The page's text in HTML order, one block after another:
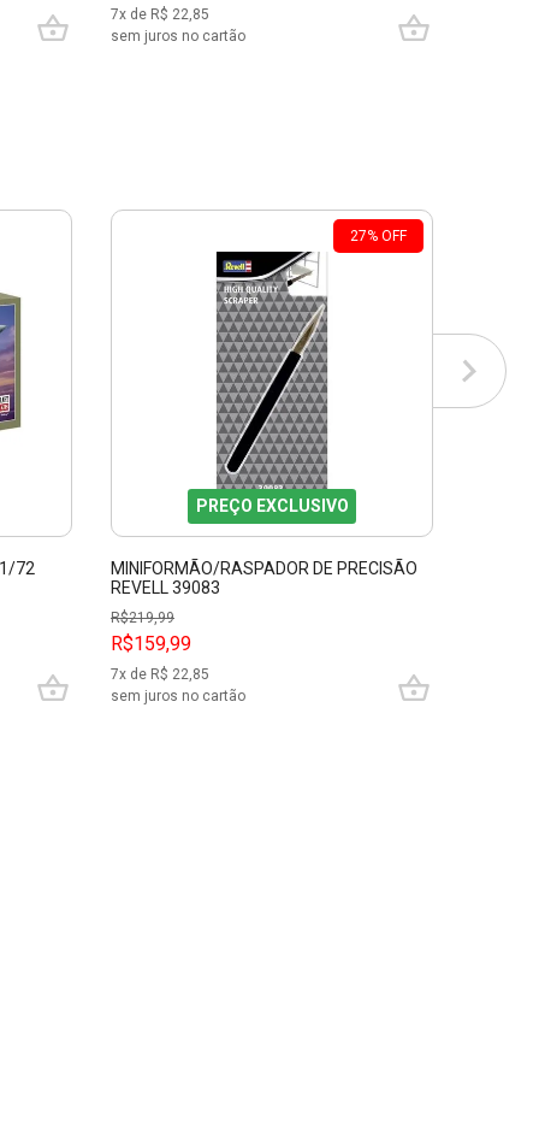
7x de R$ 22,85
sem juros no cartão
72
27% OFF
PREÇO EXCLUSIVO
MINIFORMÃO/RASPADOR DE PRECISÃO
REVELL 39083
R$219,99
R$159,99
7x de R$ 22,85
sem juros no cartão